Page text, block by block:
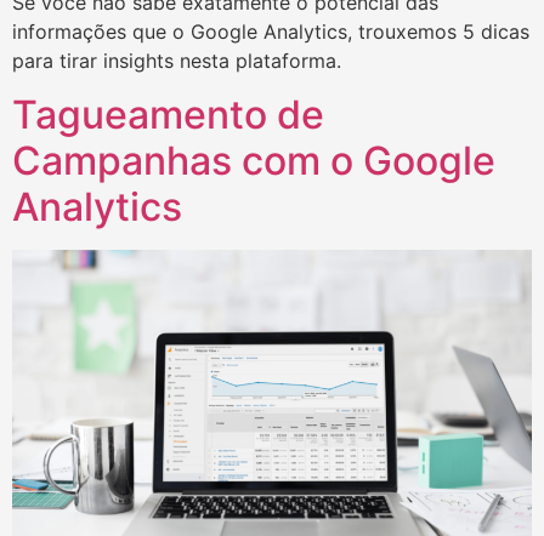
informações que o Google Analytics, trouxemos 5 dicas
para tirar insights nesta plataforma.
Tagueamento de
Campanhas com o Google
Analytics